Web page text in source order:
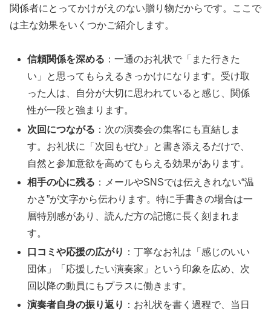
関係者にとってかけがえのない贈り物だからです。ここで
は主な効果をいくつかご紹介します。
信頼関係を深める ：一通のお礼状で「また行きた
い」と思ってもらえるきっかけになります。受け取
った人は、自分が大切に思われていると感じ、関係
性が一段と強まります。
次回につながる ：次の演奏会の集客にも直結しま
す。お礼状に「次回もぜひ」と書き添えるだけで、
自然と参加意欲を高めてもらえる効果があります。
相手の心に残る ：メールやSNSでは伝えきれない“温
かさ”が文字から伝わります。特に手書きの場合は一
層特別感があり、読んだ方の記憶に長く刻まれま
す。
口コミや応援の広がり ：丁寧なお礼は「感じのいい
団体」「応援したい演奏家」という印象を広め、次
回以降の動員にもプラスに働きます。
演奏者自身の振り返り ：お礼状を書く過程で、当日